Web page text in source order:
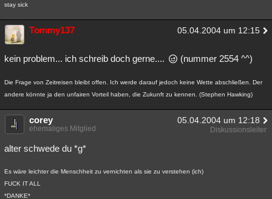
stay sick
Tommy137 05.04.2004 um 12:15
kein problem... ich schreib doch gerne.... (nummer 2554 ^^)
Die Frage von Zeitreisen bleibt offen. Ich werde darauf jedoch keine Wette abschließen. Der
andere könnte ja den unfairen Vorteil haben, die Zukunft zu kennen. (Stephen Hawking)
corey 05.04.2004 um 12:18
ehemaliges Mitglied Diskussionsleiter
alter schwede du *g*
Es wäre leichter die Menschheit zu vernichten als sie zu verstehen (ich)
FUCK IT ALL
*DANKE*